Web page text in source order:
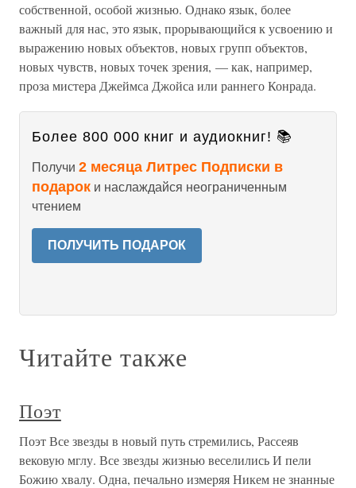
собственной, особой жизнью. Однако язык, более
важный для нас, это язык, прорывающийся к усвоению и
выражению новых объектов, новых групп объектов,
новых чувств, новых точек зрения, — как, например,
проза мистера Джеймса Джойса или раннего Конрада.
Более 800 000 книг и аудиокниг! 📚
Получи 2 месяца Литрес Подписки в
подарок и наслаждайся неограниченным
чтением
ПОЛУЧИТЬ ПОДАРОК
Читайте также
Поэт
Поэт Все звезды в новый путь стремились, Рассеяв
вековую мглу. Все звезды жизнью веселились И пели
Божию хвалу. Одна, печально измеряя Никем не знанные